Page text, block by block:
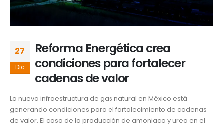
27
Dic
Reforma Energética crea
condiciones para fortalecer
cadenas de valor
La nueva infraestructura de gas natural en México está
generando condiciones para el fortalecimiento de cadenas
de valor. El caso de la producción de amoniaco y urea en el